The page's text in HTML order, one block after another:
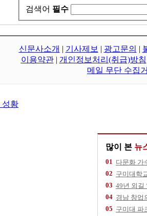
성황
검색어 필수
많이 본 뉴
01
02
03
04
05
신문사소개 | 기사제보 | 광고문의 |
이용약관| 개인정보처리(취급)방침
메일 무단 수집